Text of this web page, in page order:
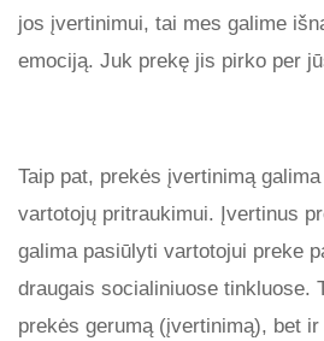
jos įvertinimui, tai mes galime
emociją. Juk prekę jis pirko per
Taip pat, prekės įvertinimą
vartotojų pritraukimui. Įvertinus
galima pasiūlyti vartotojui preke
draugais socialiniuose tinkluose.
prekės gerumą (įvertinimą), bet